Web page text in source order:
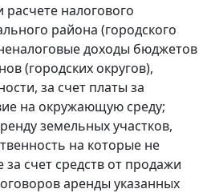
расчете налогового
района (городского
доходы бюджетов
(городских округов),
за счет платы за
на окружающую среду;
земельных участков,
на которые не
за счет средств от продажи
аренды указанных